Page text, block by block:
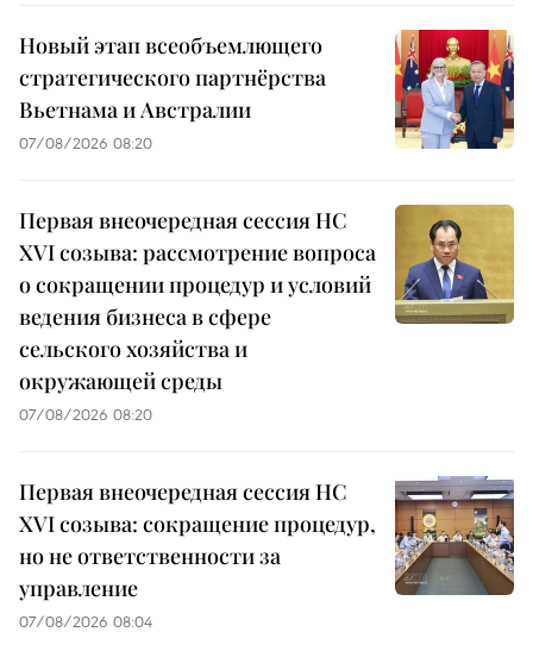
Новый этап всеобъемлющего
стратегического партнёрства
Вьетнама и Австралии
07/08/2026 08:20
Первая внеочередная сессия НС
XVI созыва: рассмотрение вопроса
о сокращении процедур и условий
ведения бизнеса в сфере
сельского хозяйства и
окружающей среды
07/08/2026 08:20
Первая внеочередная сессия НС
XVI созыва: сокращение процедур,
но не ответственности за
управление
07/08/2026 08:04